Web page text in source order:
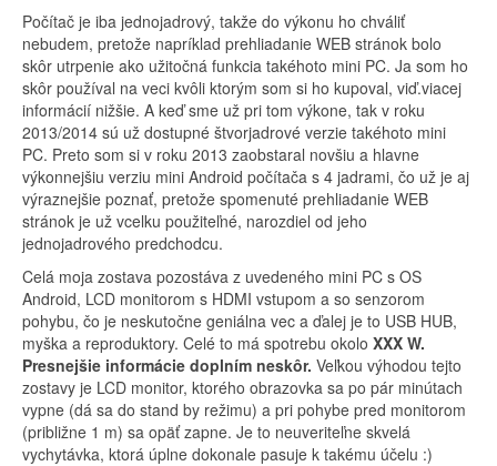
Počítač je iba jednojadrový, takže do výkonu ho chváliť
nebudem, pretože napríklad prehliadanie WEB stránok bolo
skôr utrpenie ako užitočná funkcia takéhoto mini PC. Ja som ho
skôr používal na veci kvôli ktorým som si ho kupoval, viď.viacej
informácií nižšie. A keď sme už pri tom výkone, tak v roku
2013/2014 sú už dostupné štvorjadrové verzie takéhoto mini
PC. Preto som si v roku 2013 zaobstaral novšiu a hlavne
výkonnejšiu verziu mini Android počítača s 4 jadrami, čo už je aj
výraznejšie poznať, pretože spomenuté prehliadanie WEB
stránok je už vcelku použiteľné, narozdiel od jeho
jednojadrového predchodcu.
Celá moja zostava pozostáva z uvedeného mini PC s OS
Android, LCD monitorom s HDMI vstupom a so senzorom
pohybu, čo je neskutočne geniálna vec a ďalej je to USB HUB,
myška a reproduktory. Celé to má spotrebu okolo XXX W.
Presnejšie informácie doplním neskôr. Veľkou výhodou tejto
zostavy je LCD monitor, ktorého obrazovka sa po pár minútach
vypne (dá sa do stand by režimu) a pri pohybe pred monitorom
(približne 1 m) sa opäť zapne. Je to neuveriteľne skvelá
vychytávka, ktorá úplne dokonale pasuje k takému účelu :)